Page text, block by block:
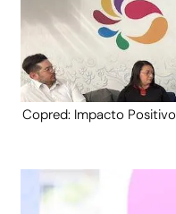
Copred: Impacto